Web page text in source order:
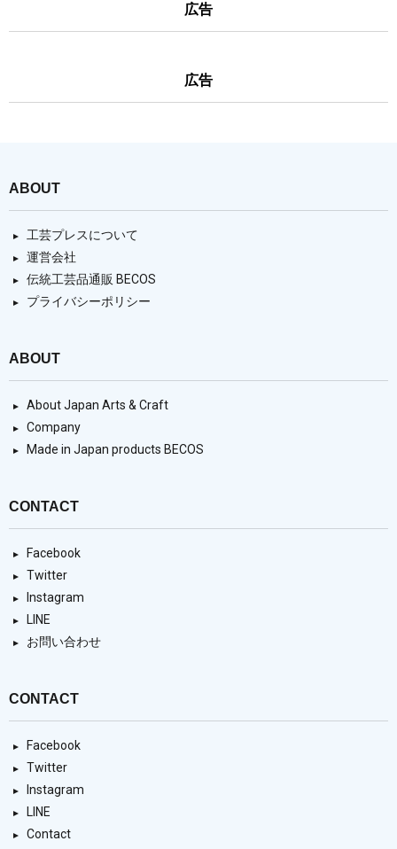
広告
広告
ABOUT
工芸プレスについて
運営会社
伝統工芸品通販 BECOS
プライバシーポリシー
ABOUT
About Japan Arts & Craft
Company
Made in Japan products BECOS
CONTACT
Facebook
Twitter
Instagram
LINE
お問い合わせ
CONTACT
Facebook
Twitter
Instagram
LINE
Contact